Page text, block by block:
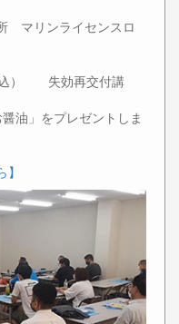
マリンライセンスロ
込） 失効再交付講
油」をプレゼントしま